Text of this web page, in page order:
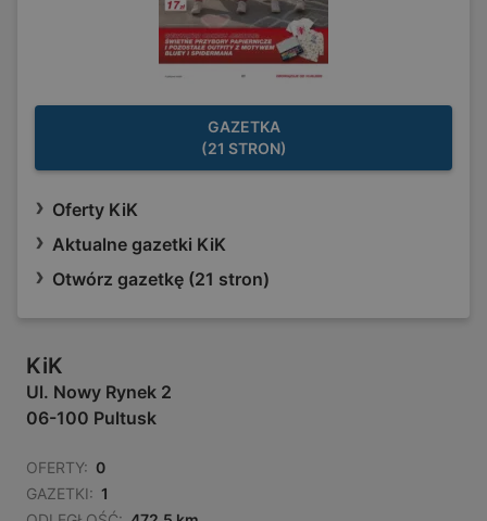
GAZETKA
(21 STRON)
Oferty KiK
Aktualne gazetki KiK
Otwórz gazetkę (21 stron)
KiK
Ul. Nowy Rynek 2
06-100 Pultusk
OFERTY: 0
GAZETKI: 1